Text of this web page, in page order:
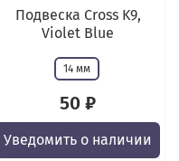
Подвеска Cross K9,
Violet Blue
14 мм
50 ₽
Уведомить о наличии